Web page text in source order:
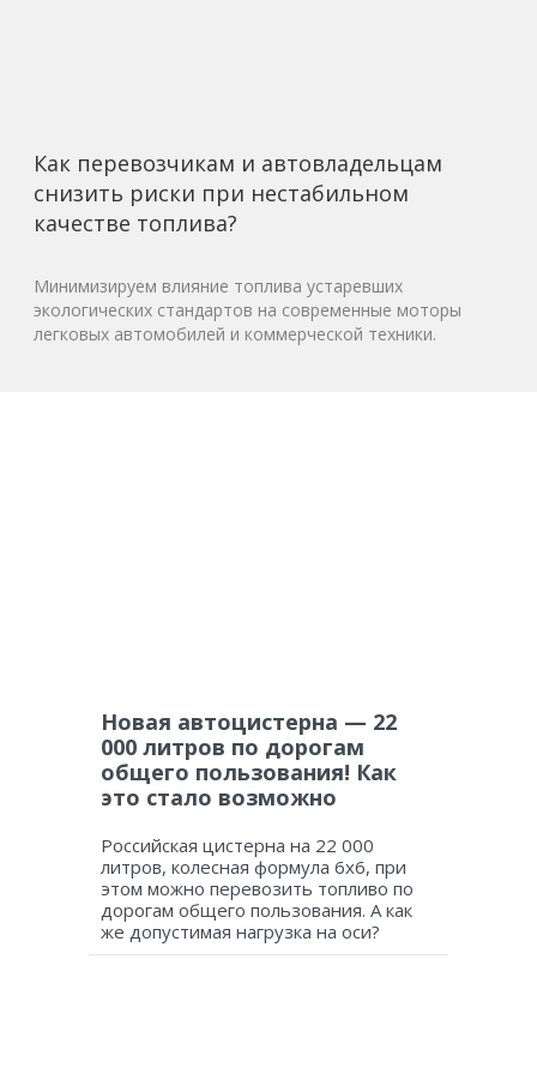
Как перевозчикам и автовладельцам
снизить риски при нестабильном
качестве топлива?
Минимизируем влияние топлива устаревших
экологических стандартов на современные моторы
легковых автомобилей и коммерческой техники.
Новая автоцистерна — 22
000 литров по дорогам
общего пользования! Как
это стало возможно
Российская цистерна на 22 000
литров, колесная формула 6х6, при
этом можно перевозить топливо по
дорогам общего пользования. А как
же допустимая нагрузка на оси?